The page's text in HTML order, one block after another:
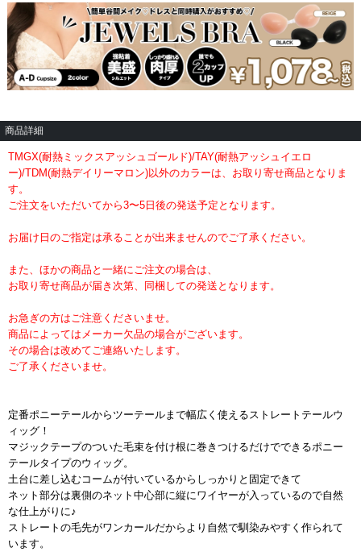
商品詳細
TMGX(耐熱ミックスアッシュゴールド)/TAY(耐熱アッシュイエロ
ー)/TDM(耐熱デイリーマロン)以外のカラーは、お取り寄せ商品となりま
す。
ご注文をいただいてから3〜5日後の発送予定となります。
お届け日のご指定は承ることが出来ませんのでご了承ください。
また、ほかの商品と一緒にご注文の場合は、
お取り寄せ商品が届き次第、同梱しての発送となります。
お急ぎの方はご注意くださいませ。
商品によってはメーカー欠品の場合がございます。
その場合は改めてご連絡いたします。
ご了承くださいませ。
定番ポニーテールからツーテールまで幅広く使えるストレートテールウ
ィッグ！
マジックテープのついた毛束を付け根に巻きつけるだけでできるポニー
テールタイプのウィッグ。
土台に差し込むコームが付いているからしっかりと固定できて
ネット部分は裏側のネット中心部に縦にワイヤーが入っているので自然
な仕上がりに♪
ストレートの毛先がワンカールだからより自然で馴染みやすく作られて
います。